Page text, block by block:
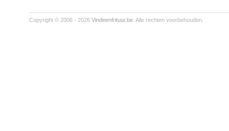
Copyright © 2006 - 2026 Vindeenfrituur.be . Alle rechten voorbehouden.